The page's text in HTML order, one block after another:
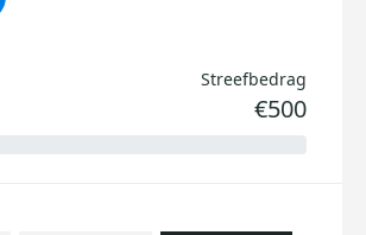
Streefbedrag
€500